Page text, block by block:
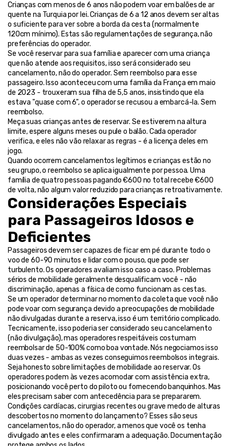
Crianças com menos de 6 anos não podem voar em balões de ar
quente na Turquia por lei. Crianças de 6 a 12 anos devem ser altas
o suficiente para ver sobre a borda da cesta (normalmente
120cm mínimo). Estas são regulamentações de segurança, não
preferências do operador.
Se você reservar para sua família e aparecer com uma criança
que não atende aos requisitos, isso será considerado seu
cancelamento, não do operador. Sem reembolso para esse
passageiro. Isso aconteceu com uma família da França em maio
de 2023 - trouxeram sua filha de 5,5 anos, insistindo que ela
estava "quase com 6", o operador se recusou a embarcá-la. Sem
reembolso.
Meça suas crianças antes de reservar. Se estiverem na altura
limite, espere alguns meses ou pule o balão. Cada operador
verifica, e eles não vão relaxar as regras - é a licença deles em
jogo.
Quando ocorrem cancelamentos legítimos e crianças estão no
seu grupo, o reembolso se aplica igualmente por pessoa. Uma
família de quatro pessoas pagando €600 no total recebe €600
de volta, não algum valor reduzido para crianças retroativamente.
Considerações Especiais
para Passageiros Idosos e
Deficientes
Passageiros devem ser capazes de ficar em pé durante todo o
voo de 60-90 minutos e lidar com o pouso, que pode ser
turbulento. Os operadores avaliam isso caso a caso. Problemas
sérios de mobilidade geralmente desqualificam você - não
discriminação, apenas a física de como funcionam as cestas.
Se um operador determinar no momento da coleta que você não
pode voar com segurança devido a preocupações de mobilidade
não divulgadas durante a reserva, isso é um território complicado.
Tecnicamente, isso poderia ser considerado seu cancelamento
(não divulgação), mas operadores respeitáveis costumam
reembolsar de 50-100% como boa vontade. Nós negociamos isso
duas vezes - ambas as vezes conseguimos reembolsos integrais.
Seja honesto sobre limitações de mobilidade ao reservar. Os
operadores podem às vezes acomodar com assistência extra,
posicionando você perto do piloto ou fornecendo banquinhos. Mas
eles precisam saber com antecedência para se prepararem.
Condições cardíacas, cirurgias recentes ou grave medo de alturas
descobertos no momento do lançamento? Esses são seus
cancelamentos, não do operador, a menos que você os tenha
divulgado antes e eles confirmaram a adequação. Documentação